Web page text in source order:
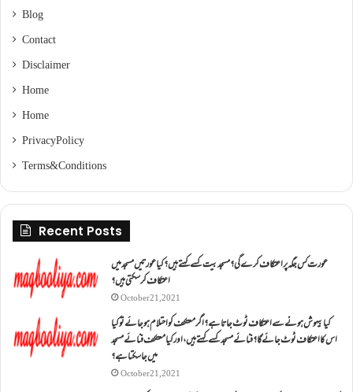
Blog
Contact
Disclaimer
Home
Home
Privacy Policy
Terms & Conditions
Recent Posts
عورت کس جگہ پر اعتکاف کرے گی؟مسجد بیت کسے کہتے ہیں؟کیا عورتیں مسجد میں
اعتکاف کر سکتی ہیں؟
October 21, 2021
کیا بیہوش ہونے سے اعتکاف ٹوٹ جاتا ہے؟ اگر معتکف کو احتلام ہو جائے تو کیا
اس کا اعتکاف ٹوٹ جائے گا؟فنائے مسجد کسے کہتے ہیں ، اور کیا معتکف فنائے مسجد
میں جا سکتا ہے؟
October 21, 2021